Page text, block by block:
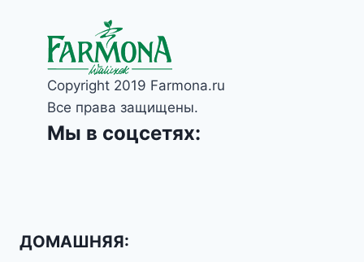
Copyright 2019 Farmona.ru
Все права защищены.
Мы в соцсетях:
ДОМАШНЯЯ: